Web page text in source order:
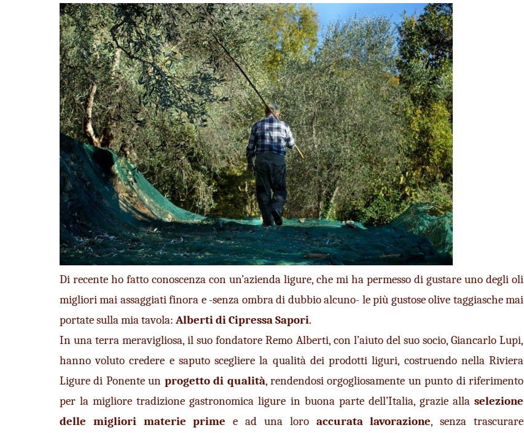
Di recente ho fatto conoscenza con un’azienda ligure, che mi ha permesso di gustare uno degli oli
migliori mai assaggiati finora e -senza ombra di dubbio alcuno- le più gustose olive taggiasche mai
portate sulla mia tavola: Alberti di Cipressa Sapori.
In una terra meravigliosa, il suo fondatore Remo Alberti, con l’aiuto del suo socio, Giancarlo Lupi,
hanno voluto credere e saputo scegliere la qualità dei prodotti liguri, costruendo nella Riviera
Ligure di Ponente un progetto di qualità, rendendosi orgogliosamente un punto di riferimento
per la migliore tradizione gastronomica ligure in buona parte dell’Italia, grazie alla selezione
delle migliori materie prime e ad una loro accurata lavorazione, senza trascurare